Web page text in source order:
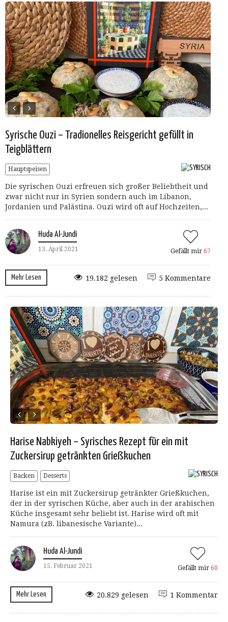
Syrische Ouzi – Tradionelles Reisgericht gefüllt in
Teigblättern
Hauptspeisen
Die syrischen Ouzi erfreuen sich großer Beliebtheit und
zwar nicht nur in Syrien sondern auch im Libanon,
Jordanien und Palästina. Ouzi wird oft auf Hochzeiten,...
Huda Al-Jundi
13. April 2021 Gefällt mir 67
Mehr Lesen 5 Kommentare
19.182 gelesen
Harise Nabkiyeh – Syrisches Rezept für ein mit
Zuckersirup getränkten Grießkuchen
Backen Desserts
Harise ist ein mit Zuckersirup getränkter Grießkuchen,
der in der syrischen Küche, aber auch in der arabischen
Küche insgesamt sehr beliebt ist. Harise wird oft mit
Namura (zB. libanesische Variante)...
Huda Al-Jundi
15. Februar 2021 Gefällt mir 60
Mehr Lesen 1 Kommentar
20.829 gelesen